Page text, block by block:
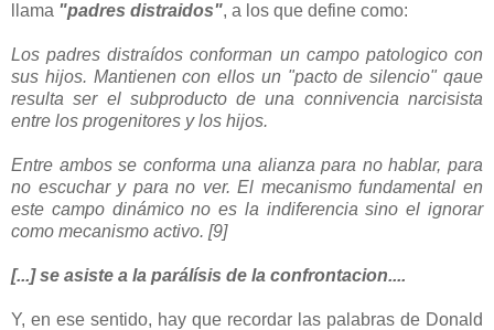
llama "padres distraidos", a los que define como:
Los padres distraídos conforman un campo patologico con
sus hijos. Mantienen con ellos un "pacto de silencio" qaue
resulta ser el subproducto de una connivencia narcisista
entre los progenitores y los hijos.
Entre ambos se conforma una alianza para no hablar, para
no escuchar y para no ver. El mecanismo fundamental en
este campo dinámico no es la indiferencia sino el ignorar
como mecanismo activo. [9]
[...] se asiste a la parálísis de la confrontacion....
Y, en ese sentido, hay que recordar las palabras de Donald